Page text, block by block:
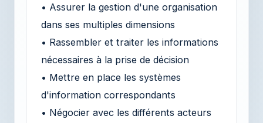
• Assurer la gestion d'une organisation
dans ses multiples dimensions
• Rassembler et traiter les informations
nécessaires à la prise de décision
• Mettre en place les systèmes
d'information correspondants
• Négocier avec les différents acteurs